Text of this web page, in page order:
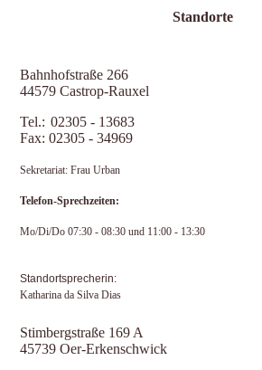
Standorte
Bahnhofstraße 266
44579 Castrop-Rauxel
Tel.: 02305 - 13683
Fax: 02305 - 34969
Sekretariat: Frau Urban
Telefon-Sprechzeiten:
Mo/Di/Do07:30 - 08:30 und 11:00 - 13:30
Standortsprecherin:
Katharina da Silva Dias
Stimbergstraße 169 A
45739 Oer-Erkenschwick